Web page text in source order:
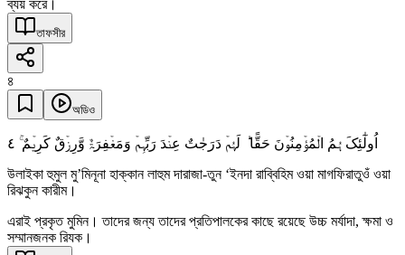
ব্যয় করে।
তাফসীর
৪
অডিও
اُولٰٓئِکَ ہُمُ الۡمُؤۡمِنُوۡنَ حَقًّا ؕ لَہُمۡ دَرَجٰتٌ عِنۡدَ رَبِّہِمۡ وَمَغۡفِرَۃٌ وَّرِزۡقٌ کَرِیۡمٌ ۚ ٤
উলাইকা হুমুল মু’মিনূনা হাক্কান লাহুম দারাজা-তুন ‘ইনদা রাব্বিহিম ওয়া মাগফিরাতুওঁ ওয়া
রিঝকুন কারীম।
এরাই প্রকৃত মুমিন। তাদের জন্য তাদের প্রতিপালকের কাছে রয়েছে উচ্চ মর্যাদা, ক্ষমা ও
সম্মানজনক রিযক।